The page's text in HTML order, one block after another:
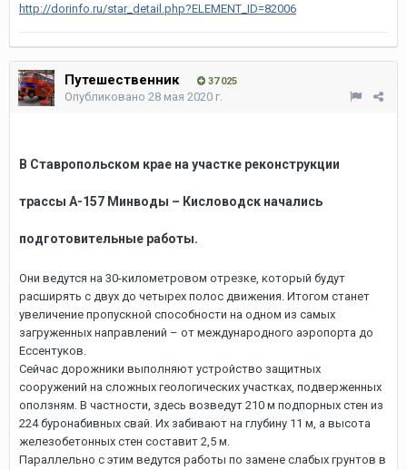
http://dorinfo.ru/star_detail.php?ELEMENT_ID=82006
Путешественник 37 025
Опубликовано 28 мая 2020 г.
В Ставропольском крае на участке реконструкции
трассы А-157 Минводы – Кисловодск начались
подготовительные работы.
Они ведутся на 30-километровом отрезке, который будут
расширять с двух до четырех полос движения. Итогом станет
увеличение пропускной способности на одном из самых
загруженных направлений – от международного аэропорта до
Ессентуков.
Сейчас дорожники выполняют устройство защитных
сооружений на сложных геологических участках, подверженных
оползням. В частности, здесь возведут 210 м подпорных стен из
224 буронабивных свай. Их забивают на глубину 11 м, а высота
железобетонных стен составит 2,5 м.
Параллельно с этим ведутся работы по замене слабых грунтов в